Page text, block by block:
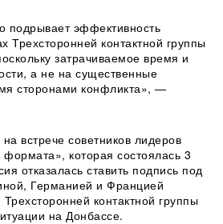
подрывает эффективность
Трехсторонней контактной группы
затрачиваемое время и
а не на существенные
сторонами конфликта», —
встрече советников лидеров
которая состоялась 3
отказалась ставить подпись под
Германией и Францией
контактной группы
на Донбассе.